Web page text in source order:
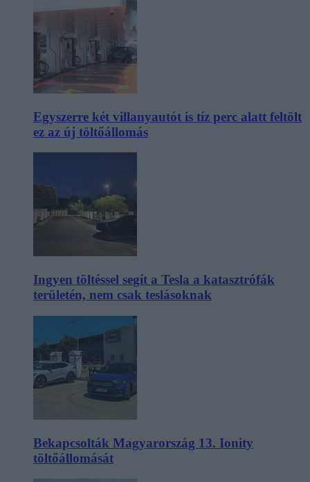
Egyszerre két villanyautót is tíz perc alatt feltölt
ez az új töltőállomás
Ingyen töltéssel segít a Tesla a katasztrófák
területén, nem csak teslásoknak
Bekapcsolták Magyarország 13. Ionity
töltőállomását